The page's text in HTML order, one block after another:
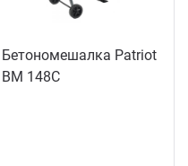
Бетономешалка Patriot
BM 148C